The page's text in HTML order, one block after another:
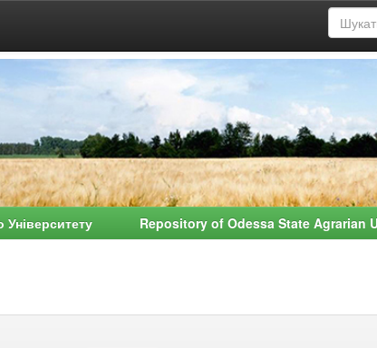
Університету Repository of Odessa State